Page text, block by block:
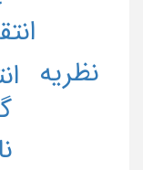
نظریه